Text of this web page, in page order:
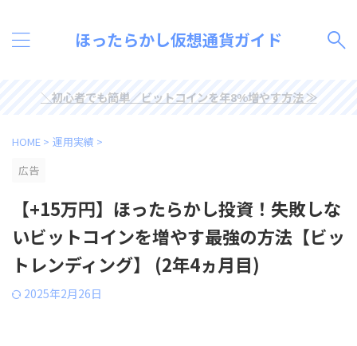
ほったらかし仮想通貨ガイド
＼初心者でも簡単／ビットコインを年8%増やす方法 ≫
HOME > 運用実績 >
広告
【+15万円】ほったらかし投資！失敗しな
いビットコインを増やす最強の方法【ビッ
トレンディング】 (2年4ヵ月目)
2025年2月26日